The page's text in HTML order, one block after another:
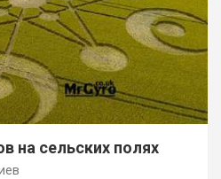
на сельских полях